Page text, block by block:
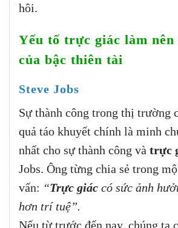
hôi.
Yếu tố trực giác làm nên
của bậc thiên tài
Steve Jobs
Sự thành công trong thị trường
quả táo khuyết chính là minh
nhất cho sự thành công và trực
Jobs. Ông từng chia sẻ trong
vấn: “Trực giác có sức ảnh
hơn trí tuệ”.
Nếu từ trước đến nay, chúng ta